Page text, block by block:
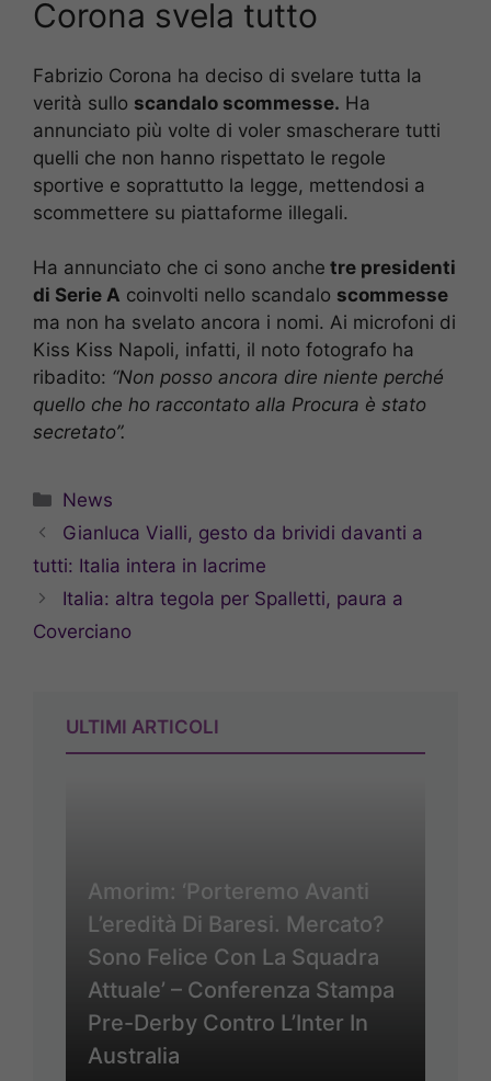
Corona svela tutto
Fabrizio Corona ha deciso di svelare tutta la
verità sullo scandalo scommesse. Ha
annunciato più volte di voler smascherare tutti
quelli che non hanno rispettato le regole
sportive e soprattutto la legge, mettendosi a
scommettere su piattaforme illegali.
Ha annunciato che ci sono anche tre presidenti
di Serie A coinvolti nello scandalo scommesse
ma non ha svelato ancora i nomi. Ai microfoni di
Kiss Kiss Napoli, infatti, il noto fotografo ha
ribadito: “Non posso ancora dire niente perché
quello che ho raccontato alla Procura è stato
secretato”.
Categorie
News
Gianluca Vialli, gesto da brividi davanti a
tutti: Italia intera in lacrime
Italia: altra tegola per Spalletti, paura a
Coverciano
ULTIMI ARTICOLI
Amorim: ‘Porteremo Avanti
L’eredità Di Baresi. Mercato?
Sono Felice Con La Squadra
Attuale’ – Conferenza Stampa
Pre-Derby Contro L’Inter In
Australia